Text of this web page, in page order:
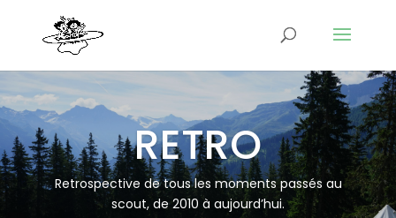
RETRO
Retrospective de tous les moments passés au
scout, de 2010 à aujourd’hui.